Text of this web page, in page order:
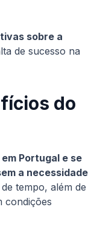
sobre a
de sucesso na
do
Portugal e se
a necessidade
tempo, além de
condições